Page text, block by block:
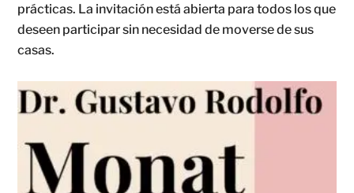
prácticas. La invitación está abierta para todos los que
deseen participar sin necesidad de moverse de sus
casas.